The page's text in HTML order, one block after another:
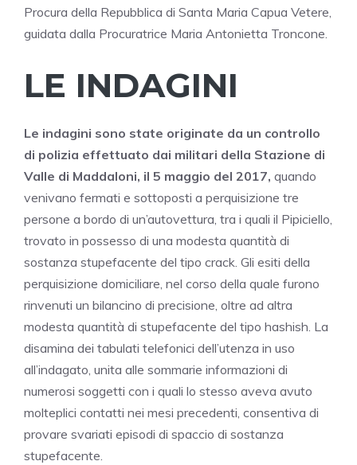
Procura della Repubblica di Santa Maria Capua Vetere,
guidata dalla Procuratrice Maria Antonietta Troncone.
LE INDAGINI
Le indagini sono state originate da un controllo
di polizia effettuato dai militari della Stazione di
Valle di Maddaloni, il 5 maggio del 2017, quando
venivano fermati e sottoposti a perquisizione tre
persone a bordo di un’autovettura, tra i quali il Pipiciello,
trovato in possesso di una modesta quantità di
sostanza stupefacente del tipo crack. Gli esiti della
perquisizione domiciliare, nel corso della quale furono
rinvenuti un bilancino di precisione, oltre ad altra
modesta quantità di stupefacente del tipo hashish. La
disamina dei tabulati telefonici dell’utenza in uso
all’indagato, unita alle sommarie informazioni di
numerosi soggetti con i quali lo stesso aveva avuto
molteplici contatti nei mesi precedenti, consentiva di
provare svariati episodi di spaccio di sostanza
stupefacente.